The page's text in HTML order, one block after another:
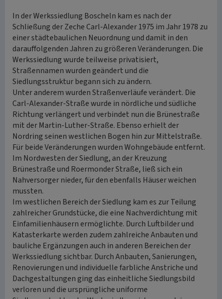
In der Werkssiedlung Boscheln kam es nach der
Schließung der Zeche Carl-Alexander 1975 im Jahr 1978 zu
einer städtebaulichen Neuordnung und damit in den
darauffolgenden Jahren zu größeren Veränderungen. Die
Werkssiedlung wurde teilweise privatisiert,
Straßennamen wurden geändert und die
Siedlungsstruktur begann sich zu ändern.
Unter anderem wurden Straßenverläufe verändert. Die
Carl-Alexander-Straße wurde in nördliche und südliche
Richtung verlängert und verbindet nun die Brünestraße
mit der Martin-Luther-Straße. Ebenso erhielt der
Nordring seinen westlichen Bogen hin zur Mittelstraße.
Für beide Veränderungen wurden Wohngebäude entfernt.
Im Nordwesten der Siedlung, an der Kreuzung
Brünestraße und Roermonder Straße, ließ sich ein
Nahversorger nieder, für den ebenfalls Häuser weichen
mussten.
Im westlichen Bereich der Siedlung kam es zur Teilung
zahlreicher Grundstücke, die eine Nachverdichtung mit
Einfamilienhäusern ermöglichte. Durch Luftbilder und
Katasterkarte werden zudem zahlreiche Anbauten und
bauliche Ergänzungen auch in anderen Bereichen der
Werkssiedlung sichtbar. Durch Anbauten, Sanierungen,
Renovierungen und individuelle farbliche Anstriche und
Dachgestaltungen ging das einheitliche Siedlungsbild
verloren und die ursprüngliche uniforme